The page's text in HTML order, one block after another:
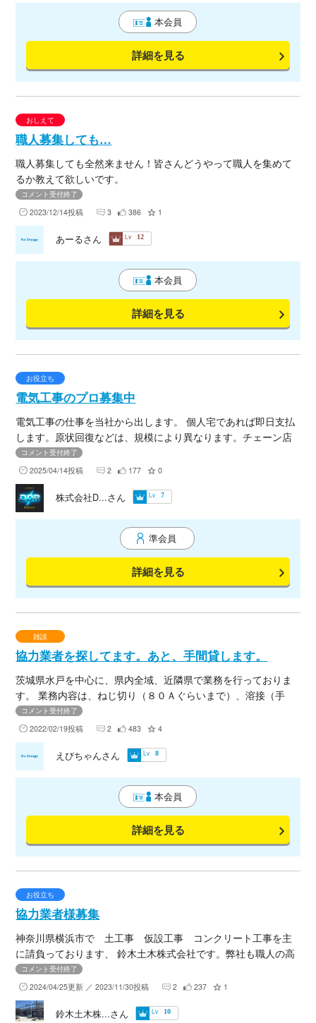
月・10月・11月と繁盛記に入りますのでご協力いただける業者
様・職人様ご連絡お待ち致しております。又、一年を通じてお
願い出来る業者様 何卒、宜しくお願いいたします。
本会員
詳細を見る
おしえて
職人募集しても…
職人募集しても全然来ません！皆さんどうやって職人を集めて
るか教えて欲しいです。
コメント受付終了
2023/12/14投稿 3 386 1
本会員
詳細を見る
あーるさん Lv 12
お役立ち
電気工事のプロ募集中
電気工事の仕事を当社から出します。 個人宅であれば即日支払
します。原状回復などは、規模により異なります。チェーン店
などは、部材供給は、こちらで致します。（場合によりま
す。）登録制度です。この募集は、首都圏となります。 是非、
この機会にご応募ください。電気工事も多岐に渡り行っていま
すので、全ての現場回りにくい状態です。宜しくお願いしま
す。
コメント受付終了
2025/04/14投稿 2 177 0
準会員
詳細を見る
株式会社D...さん Lv 7
雑談
協力業者を探してます。あと、手間貸します。
茨城県水戸を中心に、県内全域、近隣県で業務を行っておりま
す。 業務内容は、ねじ切り（８０Ａぐらいまで）、溶接（手
棒、ＴＩＧ）、塩ビ、断熱、板金、機械器具設置と撤去、ｅｔ
ｃ、機械に付帯する設備は可能な限りなんでもやります。 単発
（１日～１週間）の依頼が主です。 人工ですが、多能工は、２
００００円～+経費。 雑工は、１３０００円～
+経費。 で、探してます。（人工費は、その都度要相談で） 一
人親方さんや、人を貸して頂ける業者さんいましたら、メール
もらえると助かります。 あと、手間貸しですが、ベースは人工
２００００円+経費で、 あとは要相談でその都度決めたりさせ
て頂いてます。 末永くお付き合いできれば幸いです。
コメント受付終了
2022/02/19投稿 2 483 4
本会員
詳細を見る
えびちゃんさん Lv 8
お役立ち
協力業者様募集
神奈川県横浜市で 土工事 仮設工事 コンクリート工事を主
に請負っております、 鈴木土木株式会社です。弊社も職人の高
齢化や担い手不足で、職人さんや協力会者さんが不足していま
す。是非協力業者になっていただける会社様いらっしゃいまし
たらご連絡ください。 寮も完備しており、事務所として使用し
ていただけます。是非お力添えをお願いします。
コメント受付終了
2024/04/25更新 ／ 2023/11/30投稿 2 237 1
鈴木土木株...さん Lv 10